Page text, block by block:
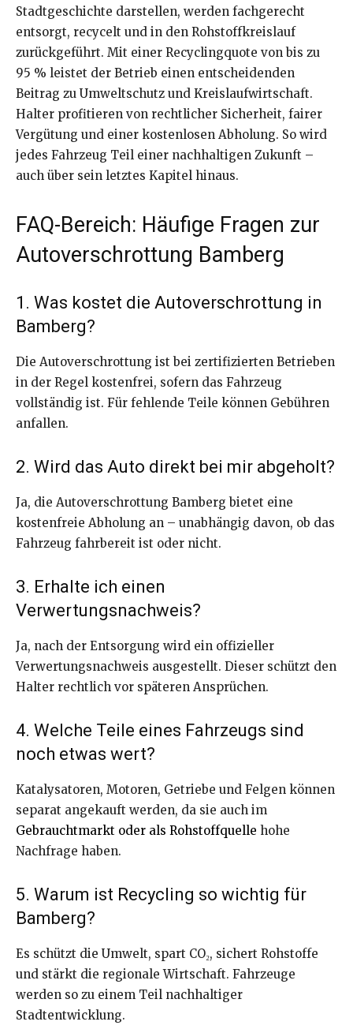
Stadtgeschichte darstellen, werden fachgerecht
entsorgt, recycelt und in den Rohstoffkreislauf
zurückgeführt. Mit einer Recyclingquote von bis zu
95 % leistet der Betrieb einen entscheidenden
Beitrag zu Umweltschutz und Kreislaufwirtschaft.
Halter profitieren von rechtlicher Sicherheit, fairer
Vergütung und einer kostenlosen Abholung. So wird
jedes Fahrzeug Teil einer nachhaltigen Zukunft –
auch über sein letztes Kapitel hinaus.
FAQ-Bereich: Häufige Fragen zur
Autoverschrottung Bamberg
1. Was kostet die Autoverschrottung in
Bamberg?
Die Autoverschrottung ist bei zertifizierten Betrieben
in der Regel kostenfrei, sofern das Fahrzeug
vollständig ist. Für fehlende Teile können Gebühren
anfallen.
2. Wird das Auto direkt bei mir abgeholt?
Ja, die Autoverschrottung Bamberg bietet eine
kostenfreie Abholung an – unabhängig davon, ob das
Fahrzeug fahrbereit ist oder nicht.
3. Erhalte ich einen
Verwertungsnachweis?
Ja, nach der Entsorgung wird ein offizieller
Verwertungsnachweis ausgestellt. Dieser schützt den
Halter rechtlich vor späteren Ansprüchen.
4. Welche Teile eines Fahrzeugs sind
noch etwas wert?
Katalysatoren, Motoren, Getriebe und Felgen können
separat angekauft werden, da sie auch im
Gebrauchtmarkt oder als Rohstoffquelle hohe
Nachfrage haben.
5. Warum ist Recycling so wichtig für
Bamberg?
Es schützt die Umwelt, spart CO₂, sichert Rohstoffe
und stärkt die regionale Wirtschaft. Fahrzeuge
werden so zu einem Teil nachhaltiger
Stadtentwicklung.